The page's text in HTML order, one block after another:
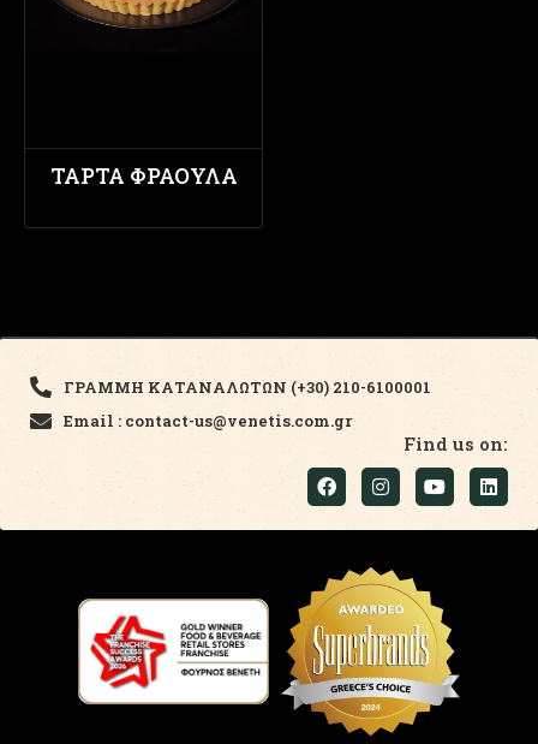
ΤΆΡΤΑ ΦΡΆΟΥΛΑ
ΓΡΑΜΜΗ ΚΑΤΑΝΑΛΩΤΩΝ (+30) 210-6100001
Email : contact-us@venetis.com.gr
Find us on: